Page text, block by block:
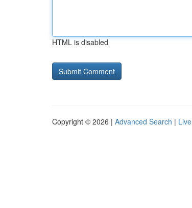
HTML is disabled
Copyright © 2026 | Advanced Search | Live